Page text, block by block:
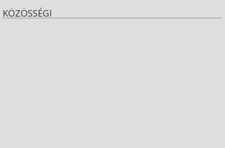
KÖZÖSSÉGI